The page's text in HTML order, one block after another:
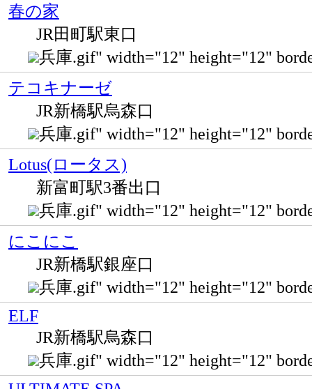
春の家
JR田町駅東口
兵庫.gif" width="12" height="12"
テコキナーゼ
JR新橋駅烏森口
兵庫.gif" width="12" height="12"
Lotus(ロータス)
新富町駅3番出口
兵庫.gif" width="12" height="12"
にこにこ
JR新橋駅銀座口
兵庫.gif" width="12" height="12"
ELF
JR新橋駅烏森口
兵庫.gif" width="12" height="12"